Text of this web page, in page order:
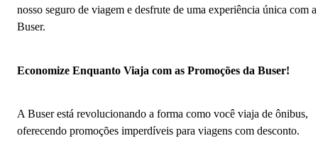
nosso seguro de viagem e desfrute de uma experiência única com a
Buser.
Economize Enquanto Viaja com as Promoções da Buser!
A Buser está revolucionando a forma como você viaja de ônibus,
oferecendo promoções imperdíveis para viagens com desconto.